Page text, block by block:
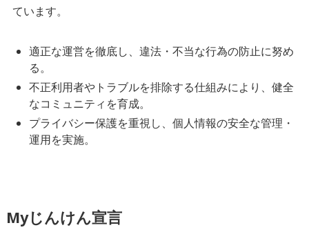
ています。
適正な運営を徹底し、違法・不当な行為の防止に努め
る。
不正利用者やトラブルを排除する仕組みにより、健全
なコミュニティを育成。
プライバシー保護を重視し、個人情報の安全な管理・
運用を実施。
Myじんけん宣言